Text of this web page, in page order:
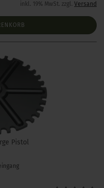
inkl. 19% MwSt. zzgl. Versand
Pistol